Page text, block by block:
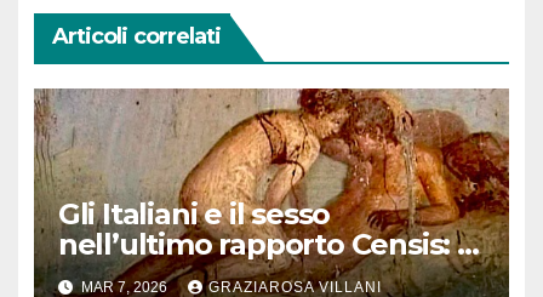
Articoli correlati
Gli Italiani e il sesso
nell’ultimo rapporto Censis: il
7,7 per cento partecipa a orge
MAR 7, 2026 GRAZIAROSA VILLANI